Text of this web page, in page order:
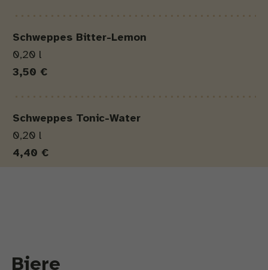
Schweppes Bitter-Lemon
0,20 l
3,50 €
Schweppes Tonic-Water
0,20 l
4,40 €
Biere